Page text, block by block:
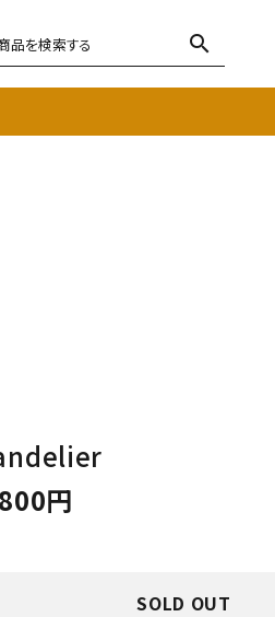
search
円
SOLD OUT